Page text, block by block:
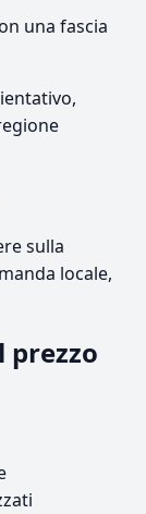
una fascia
sulla
locale,
prezzo